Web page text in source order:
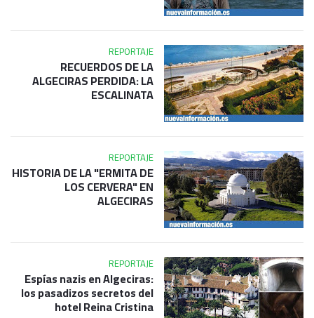
REPORTAJE
RECUERDOS DE LA
ALGECIRAS PERDIDA: LA
ESCALINATA
REPORTAJE
HISTORIA DE LA "ERMITA DE
LOS CERVERA" EN
ALGECIRAS
REPORTAJE
Espías nazis en Algeciras:
los pasadizos secretos del
hotel Reina Cristina